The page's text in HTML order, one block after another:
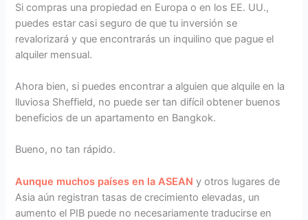
Si compras una propiedad en Europa o en los EE. UU.,
puedes estar casi seguro de que tu inversión se
revalorizará y que encontrarás un inquilino que pague el
alquiler mensual.
Ahora bien, si puedes encontrar a alguien que alquile en la
lluviosa Sheffield, no puede ser tan difícil obtener buenos
beneficios de un apartamento en Bangkok.
Bueno, no tan rápido.
Aunque muchos países en la ASEAN y otros lugares de
Asia aún registran tasas de crecimiento elevadas, un
aumento el PIB puede no necesariamente traducirse en